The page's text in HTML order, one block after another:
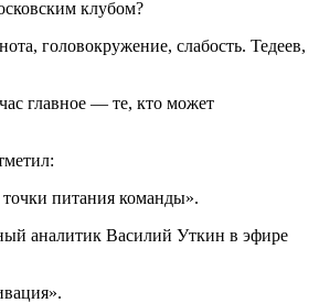
клубом?
головокружение, слабость. Тедеев,
главное — те, кто может
питания команды».
аналитик Василий Уткин в эфире